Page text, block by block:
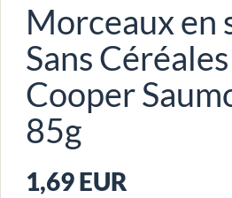
Morceaux en
Sans
Cooper
85g
1,69 EUR